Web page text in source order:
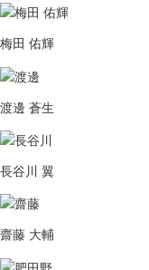
梅田 佑輝
渡邊 蒼生
長谷川 翼
齋藤 大輔